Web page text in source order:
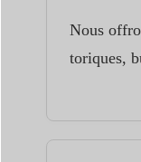
Nous
toriques,